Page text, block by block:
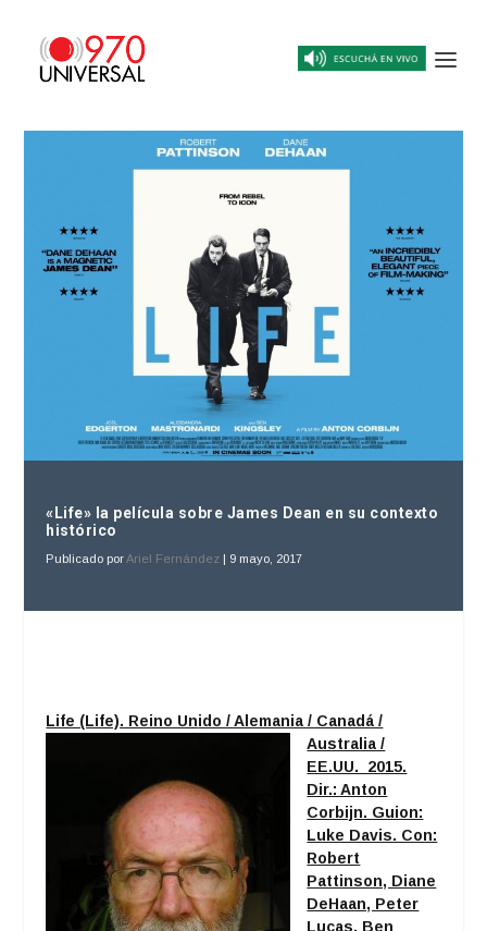
«Life» la película sobre James Dean en su contexto
histórico
Publicado porAriel Fernández | 9 mayo, 2017
Life (Life). Reino Unido / Alemania / Canadá /
Australia /
EE.UU. 2015.
Dir.: Anton
Corbijn. Guion:
Luke Davis. Con:
Robert
Pattinson, Diane
DeHaan, Peter
Lucas, Ben